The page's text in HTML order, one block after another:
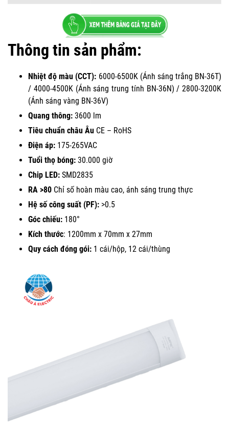
Thông tin sản phẩm:
Nhiệt độ màu (CCT): 6000-6500K (Ánh sáng trắng BN-36T)
/ 4000-4500K (Ánh sáng trung tính BN-36N) / 2800-3200K
(Ánh sáng vàng BN-36V)
Quang thông: 3600 lm
Tiêu chuẩn châu Âu CE – RoHS
Điện áp: 175-265VAC
Tuổi thọ bóng: 30.000 giờ
Chip LED: SMD2835
RA >80 Chỉ số hoàn màu cao, ánh sáng trung thực
Hệ số công suất (PF): >0.5
Góc chiếu: 180°
Kích thước: 1200mm x 70mm x 27mm
Quy cách đóng gói: 1 cái/hộp, 12 cái/thùng